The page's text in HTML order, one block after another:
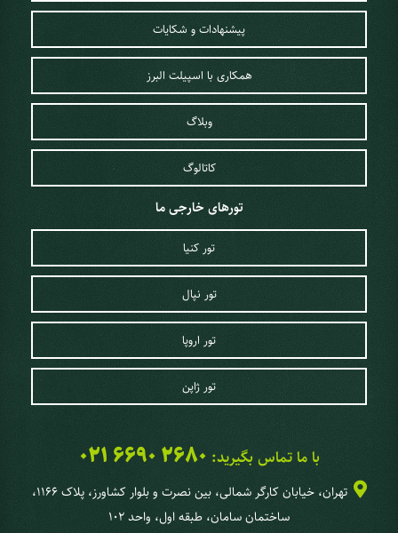
پیشنهادات و شکایات
همکاری با اسپیلت البرز
وبلاگ
کاتالوگ
تورهای خارجی ما
تور کنیا
تور نپال
تور اروپا
تور ژاپن
با ما تماس بگیرید: 021 6690 2680
تهران، خیابان کارگر شمالی، بین نصرت و بلوار کشاورز، پلاک 1166،
ساختمان سامان، طبقه اول، واحد 102